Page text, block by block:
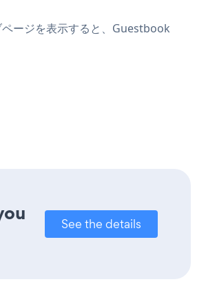
ージを表示すると、Guestbook
See the details